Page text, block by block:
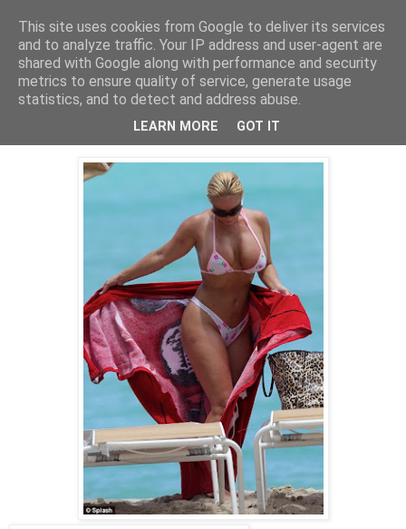
PentruDive.ro
miercuri, 20 iulie 2011
Ai iesi asa la plaja?
This site uses cookies from Google to deliver its services
and to analyze traffic. Your IP address and user-agent are
shared with Google along with performance and security
metrics to ensure quality of service, generate usage
statistics, and to detect and address abuse.
LEARN MORE GOT IT